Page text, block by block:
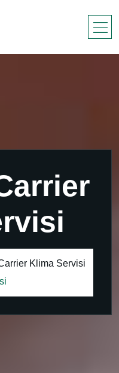
Klima Servisi